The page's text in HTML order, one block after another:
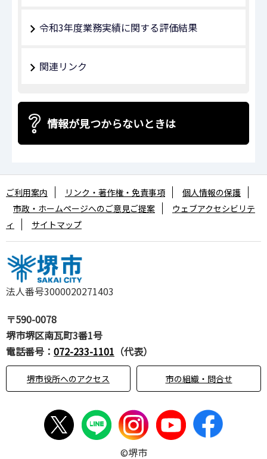
令和3年度業務実績に関する評価結果
関連リンク
情報が見つからないときは
法人番号3000020271403
〒590-0078
堺市堺区南瓦町3番1号
電話番号： 072-233-1101 （代表）
堺市役所へのアクセス 市の組織・問合せ
ご利用案内 リンク・著作権・免責事項
個人情報の保護
市政・ホームページへのご意見ご提案
ウェブアクセシビリテ
ィ
サイトマップ
©堺市